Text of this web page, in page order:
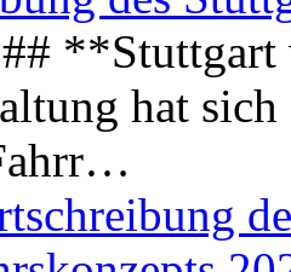
**Stuttgart
hat